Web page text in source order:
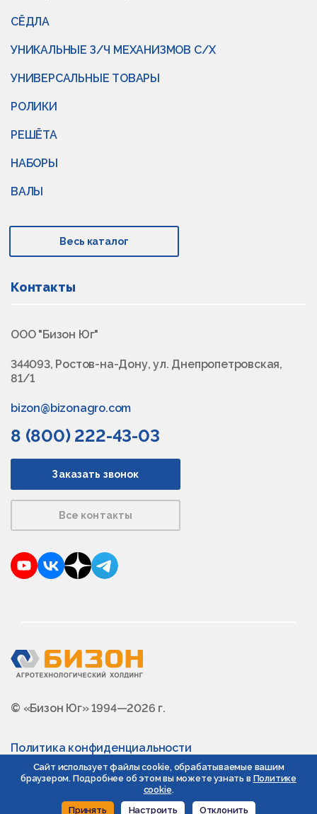
СЁДЛА
УНИКАЛЬНЫЕ З/Ч МЕХАНИЗМОВ С/Х
УНИВЕРСАЛЬНЫЕ ТОВАРЫ
РОЛИКИ
РЕШЁТА
НАБОРЫ
ВАЛЫ
Весь каталог
Контакты
ООО "Бизон Юг"
344093, Ростов-на-Дону, ул. Днепропетровская,
81/1
bizon@bizonagro.com
8 (800) 222-43-03
Заказать звонок
Все контакты
YouTubeVKontakte
DzenTelegram
© «Бизон Юг» 1994—2026 г.
Политика конфиденциальности
Сайт использует файлы cookie, обрабатываемые вашим
браузером. Подробнее об этом вы можете узнать в Политике
cookie.
Принять
Настроить Отклонить